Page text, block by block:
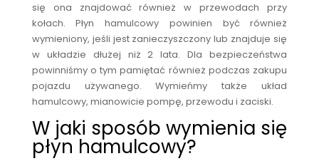
się ona znajdować również w przewodach przy
kołach. Płyn hamulcowy powinien być również
wymieniony, jeśli jest zanieczyszczony lub znajduje się
w układzie dłużej niż 2 lata. Dla bezpieczeństwa
powinniśmy o tym pamiętać również podczas zakupu
pojazdu używanego. Wymieńmy także układ
hamulcowy, mianowicie pompę, przewodu i zaciski.
W jaki sposób wymienia się
płyn hamulcowy?